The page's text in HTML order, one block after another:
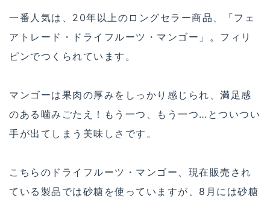
一番人気は、20年以上のロングセラー商品、「フェ
アトレード・ドライフルーツ・マンゴー」。フィリ
ピンでつくられています。
マンゴーは果肉の厚みをしっかり感じられ、満足感
のある噛みごたえ！もう一つ、もう一つ…とついつい
手が出てしまう美味しさです。
こちらのドライフルーツ・マンゴー、現在販売され
ている製品では砂糖を使っていますが、8月には砂糖